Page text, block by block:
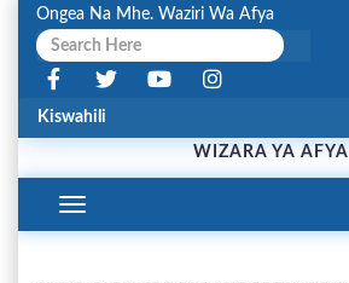
Ongea Na Mhe. Waziri Wa Afya
WIZARA YA AFYA
Toggle
Navigation